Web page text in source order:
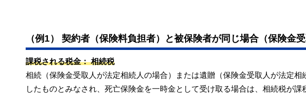
（例1） 契約者（保険料負担者）と被保険者が同じ場合（保険金受
課税される税金： 相続税
相続（保険金受取人が法定相続人の場合）または遺贈（保険金受取人が法定
したものとみなされ、死亡保険金を一時金として受け取る場合は、相続税が課